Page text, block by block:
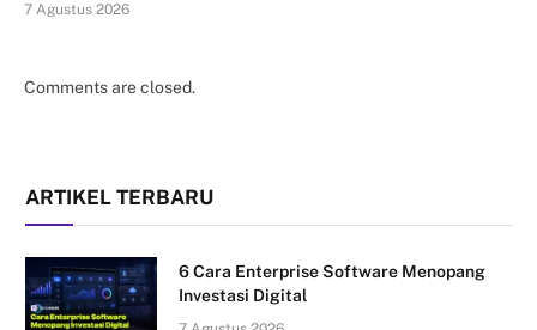
7 Agustus 2026
Comments are closed.
ARTIKEL TERBARU
6 Cara Enterprise Software Menopang
Investasi Digital